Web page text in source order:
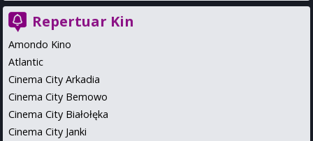
Repertuar Kin
Amondo Kino
Atlantic
Cinema City Arkadia
Cinema City Bemowo
Cinema City Białołęka
Cinema City Janki